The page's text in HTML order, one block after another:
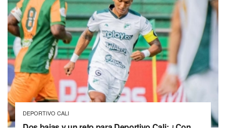
DEPORTIVO CALI